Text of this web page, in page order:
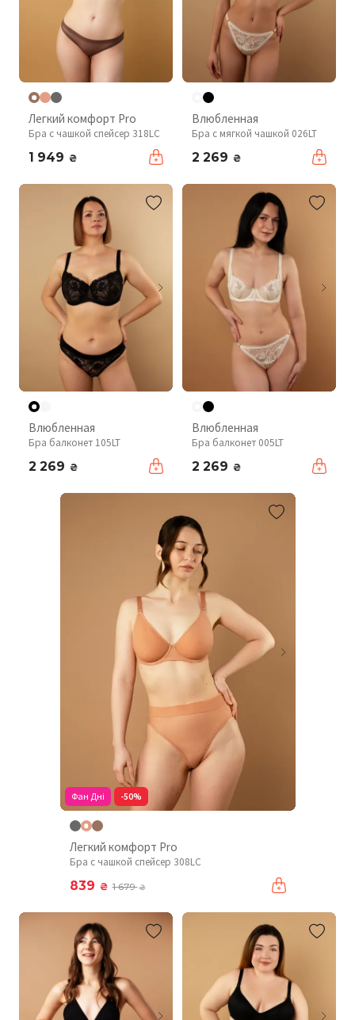
Легкий комфорт Pro
Бра с чашкой спейсер 318LC
1 949 ₴
Влюбленная
Бра с мягкой чашкой 026LT
2 269 ₴
Влюбленная
Бра балконет 105LT
2 269 ₴
Влюбленная
Бра балконет 005LT
2 269 ₴
Фан Дні -50%
Легкий комфорт Pro
Бра с чашкой спейсер 308LC
839 ₴ 1 679₴